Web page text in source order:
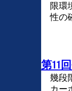
限環
性の
第11
幾段
カー